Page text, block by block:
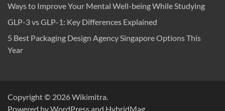
Ways to Improve Your Mental Well-being While Studying
GLP-3 vs GLP-1: Key Differences Explained
5 Best Packaging Design Agency Singapore Options This
Year
Copyright © 2026Wikimitra
Powered byWordPressand HybridMag.